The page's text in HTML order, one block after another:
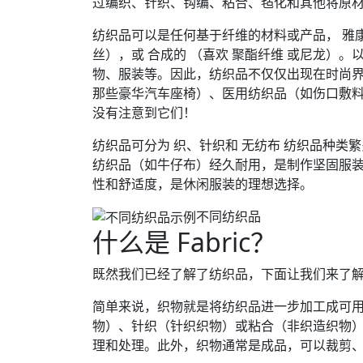
纺织品可以是任何基于纤维的材料或产品，
丝），或 合成的 （喜欢 聚酯纤维 或尼龙）。
物、服装等。因此，纺织品不仅仅出现在时
那些豪华汽车座椅）、医用纺织品（如伤口敷
没有注意到它们！
纺织品可分为 织、针织和 无纺布 纺织品种类
纺织品（如牛仔布）经久耐用，是制作坚固服
性和舒适度，是休闲服装的理想选择。
不同纺织品
什么是 Fabric？
既然我们已经了解了纺织品，下面让我们来了
简单来说，织物就是将纺织品进一步加工成可
物）、针织（针织织物）或粘合（非织造织物
理和处理。此外，织物通常是成品，可以裁剪